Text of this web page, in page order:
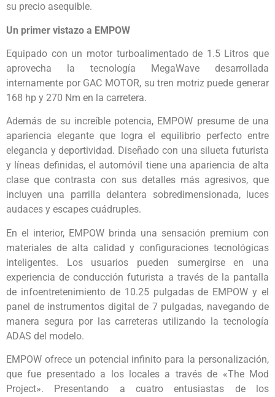
su precio asequible.
Un primer vistazo a EMPOW
Equipado con un motor turboalimentado de 1.5 Litros que
aprovecha la tecnología MegaWave desarrollada
internamente por GAC MOTOR, su tren motriz puede generar
168 hp y 270 Nm en la carretera.
Además de su increíble potencia, EMPOW presume de una
apariencia elegante que logra el equilibrio perfecto entre
elegancia y deportividad. Diseñado con una silueta futurista
y líneas definidas, el automóvil tiene una apariencia de alta
clase que contrasta con sus detalles más agresivos, que
incluyen una parrilla delantera sobredimensionada, luces
audaces y escapes cuádruples.
En el interior, EMPOW brinda una sensación premium con
materiales de alta calidad y configuraciones tecnológicas
inteligentes. Los usuarios pueden sumergirse en una
experiencia de conducción futurista a través de la pantalla
de infoentretenimiento de 10.25 pulgadas de EMPOW y el
panel de instrumentos digital de 7 pulgadas, navegando de
manera segura por las carreteras utilizando la tecnología
ADAS del modelo.
EMPOW ofrece un potencial infinito para la personalización,
que fue presentado a los locales a través de «The Mod
Project». Presentando a cuatro entusiastas de los